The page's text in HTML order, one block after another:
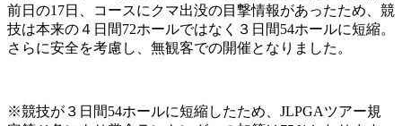
前日の17日、コースにクマ出没の目撃情報があったため、競
技は本来の４日間72ホールではなく３日間54ホールに短縮。
さらに安全を考慮し、無観客での開催となりました。
※競技が３日間54ホールに短縮したため、JLPGAツアー規